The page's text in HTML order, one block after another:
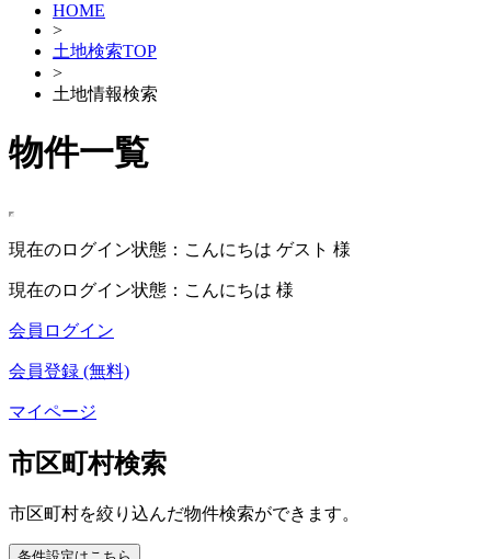
HOME
>
土地検索TOP
>
土地情報検索
物件一覧
現在のログイン状態：こんにちは ゲスト 様
現在のログイン状態：こんにちは 様
会員ログイン
会員登録 (無料)
マイページ
市区町村検索
市区町村を絞り込んだ物件検索ができます。